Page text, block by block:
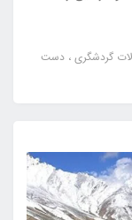
گردشگری دست